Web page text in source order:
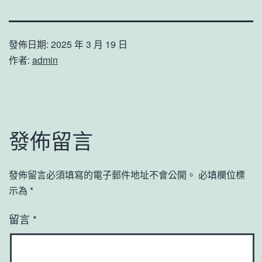
發佈日期: 2025 年 3 月 19 日
作者: admin
發佈留言
發佈留言必須填寫的電子郵件地址不會公開。 必填欄位標
示為 *
留言 *